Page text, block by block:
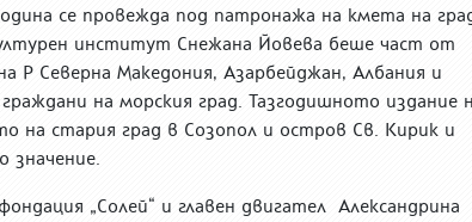
се провежда под патронажа на кмета на
институт Снежана Йовева беше част от
Р Северна Македония, Азарбейджан, Албания и
на морския град. Тазгодишното издание
на стария град в Созопол и остров Св. Кирик и
значение.
„Солей“ и главен двигател Александрина